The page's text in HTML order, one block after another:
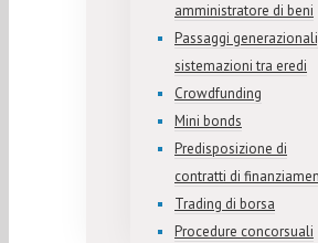
amministratore di beni
Passaggi
sistemazioni tra eredi
Crowdfunding
Mini bonds
Predisposizione di
contratti di
Trading di borsa
Procedure concorsuali